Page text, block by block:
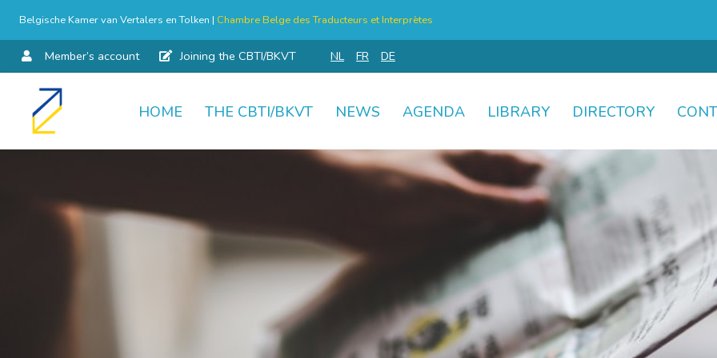
Belgische Kamer van Vertalers en Tolken | Chambre Belge des Traducteurs et Interprètes
Member’s account Joining the CBTI/BKVT NL FR DE
Skip
HOME THE CBTI/BKVT NEWS AGENDA LIBRARY DIRECTORY